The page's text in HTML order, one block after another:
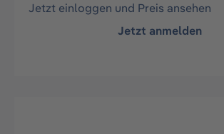
Jetzt einloggen und Preis ansehen
Jetzt anmelden